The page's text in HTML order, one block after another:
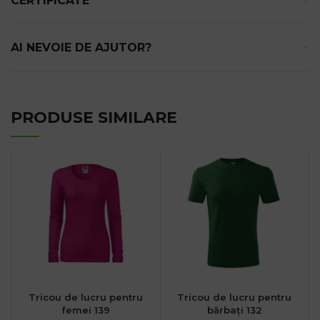
AI NEVOIE DE AJUTOR?
PRODUSE SIMILARE
Tricou de lucru pentru
femei 139
Tricou de lucru pentru
bărbați 132